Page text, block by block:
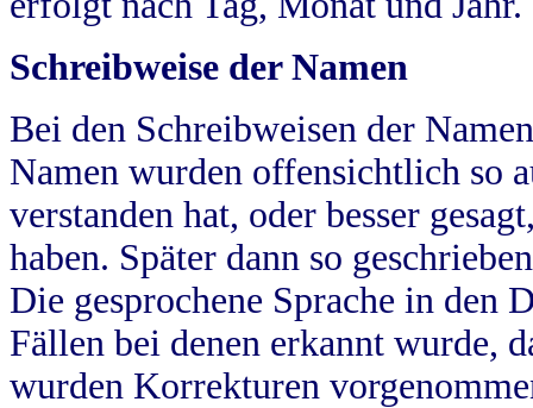
Schreibweise der Namen
Bei den Schreibweisen der
Namen wurden offensichtlich so
verstanden hat, oder besser
haben. Später dann so
Die gesprochene Sprache in
Fällen bei denen erkannt wurde,
wurden Korrekturen